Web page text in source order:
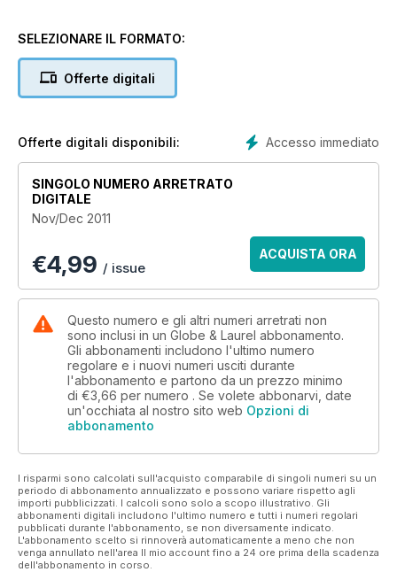
SELEZIONARE IL FORMATO:
Offerte digitali
Accesso immediato
Offerte digitali disponibili:
SINGOLO NUMERO ARRETRATO
DIGITALE
Nov/Dec 2011
€4,99 / issue
ACQUISTA ORA
Questo numero e gli altri numeri arretrati non
sono inclusi in un Globe & Laurel abbonamento.
Gli abbonamenti includono l'ultimo numero
regolare e i nuovi numeri usciti durante
l'abbonamento e partono da un prezzo minimo
di €3,66 per numero . Se volete abbonarvi, date
un'occhiata al nostro sito web Opzioni di
abbonamento
I risparmi sono calcolati sull'acquisto comparabile di singoli numeri su un
periodo di abbonamento annualizzato e possono variare rispetto agli
importi pubblicizzati. I calcoli sono solo a scopo illustrativo. Gli
abbonamenti digitali includono l'ultimo numero e tutti i numeri regolari
pubblicati durante l'abbonamento, se non diversamente indicato.
L'abbonamento scelto si rinnoverà automaticamente a meno che non
venga annullato nell'area Il mio account fino a 24 ore prima della scadenza
dell'abbonamento in corso.